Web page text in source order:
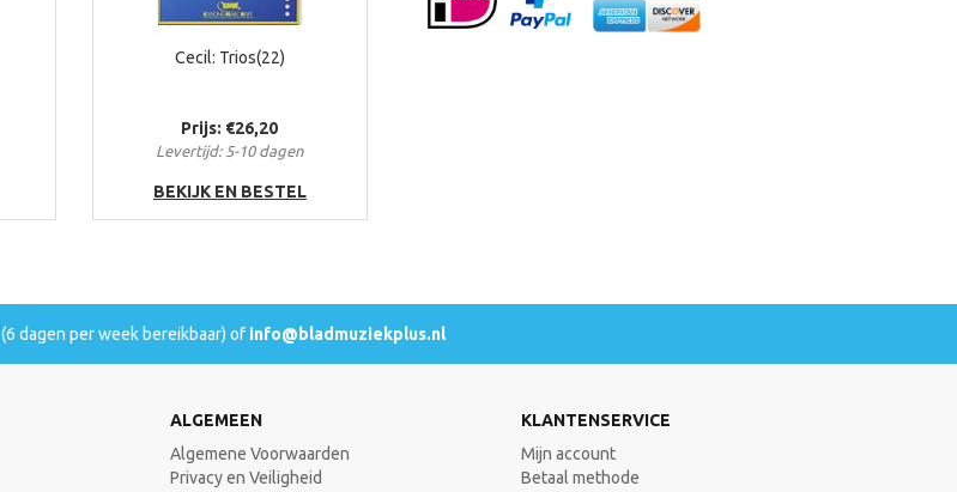
Cecil: Trios(22)
Prijs: €26,20
Levertijd: 5-10 dagen
BEKIJK EN BESTEL
(6 dagen per week bereikbaar) of info@bladmuziekplus.nl
ALGEMEEN
Algemene Voorwaarden
Privacy en Veiligheid
KLANTENSERVICE
Mijn account
Betaal methode